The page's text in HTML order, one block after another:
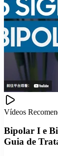
Vídeos
Bipolar I e
Guia de